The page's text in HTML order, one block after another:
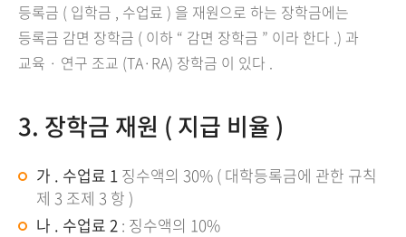
등록금 ( 입학금 , 수업료 ) 을 재원으로 하는 장학금에는
등록금 감면 장학금 ( 이하 “ 감면 장학금 ” 이라 한다 .) 과
교육 · 연구 조교 (TA·RA) 장학금 이 있다 .
3. 장학금 재원 ( 지급 비율 )
가 . 수업료 1 징수액의 30% ( 대학등록금에 관한 규칙
제 3 조제 3 항 )
나 . 수업료 2 : 징수액의 10%